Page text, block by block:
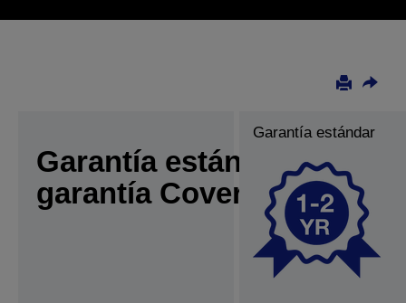
Garantía estándar frente a
garantía CoverPlus
Garantía estándar